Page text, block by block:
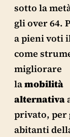
sotto la
gli over 64.
a pieni voti
come
migliorare
lamobilità
alternativa
privato, per
abitanti